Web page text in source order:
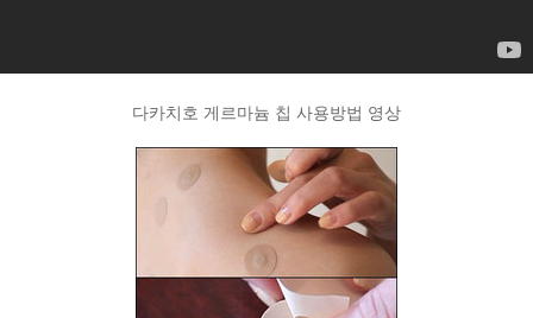
다카치호 게르마늄 칩 사용방법 영상